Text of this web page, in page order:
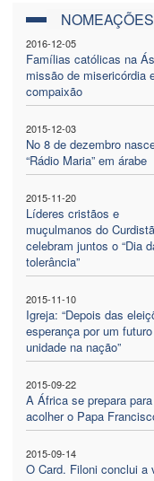
NOMEAÇÕES
2016-12-05
Famílias católicas na
missão de misericórdia
compaixão
2015-12-03
No 8 de dezembro
“Rádio Maria” em árabe
2015-11-20
Líderes cristãos e
muçulmanos do
celebram juntos o “Dia
tolerância”
2015-11-10
Igreja: “Depois das
esperança por um
unidade na nação”
2015-09-22
A África se prepara para
acolher o Papa
2015-09-14
O Card. Filoni conclui a